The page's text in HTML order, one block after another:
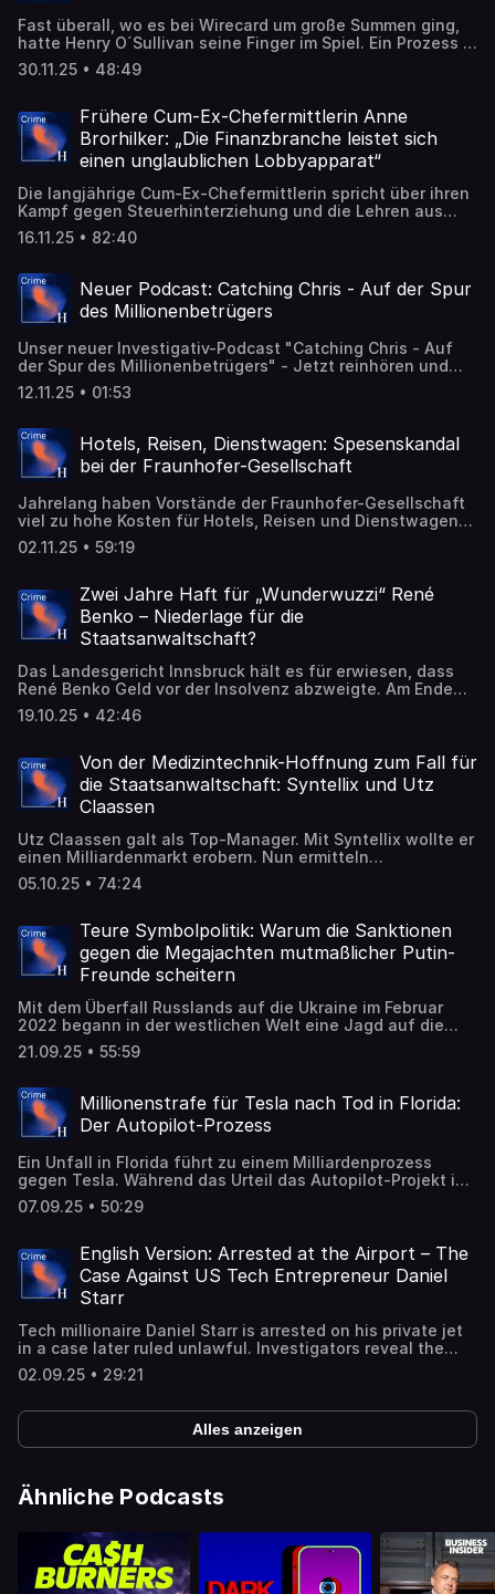
Fast überall, wo es bei Wirecard um große Summen ging,
hatte Henry O´Sullivan seine Finger im Spiel. Ein Prozess in
Singapur legt offen, wie der Brite falsche Kontosalden für
Wirecard organisierte – und wie er mit Jan Marsalek
30.11.25 • 48:49
Frühere Cum-Ex-Chefermittlerin Anne
Brorhilker: „Die Finanzbranche leistet sich
einen unglaublichen Lobbyapparat“
Die langjährige Cum-Ex-Chefermittlerin spricht über ihren
Kampf gegen Steuerhinterziehung und die Lehren aus
ihrer Zeit als Oberstaatsanwältin.
16.11.25 • 82:40
Neuer Podcast: Catching Chris - Auf der Spur
des Millionenbetrügers
Unser neuer Investigativ-Podcast "Catching Chris - Auf
der Spur des Millionenbetrügers" - Jetzt reinhören und
abonnieren!
12.11.25 • 01:53
Hotels, Reisen, Dienstwagen: Spesenskandal
bei der Fraunhofer-Gesellschaft
Jahrelang haben Vorstände der Fraunhofer-Gesellschaft
viel zu hohe Kosten für Hotels, Reisen und Dienstwagen
verursacht. Die Aufarbeitung des Skandals wirft Fragen
auf.
02.11.25 • 59:19
Zwei Jahre Haft für „Wunderwuzzi“ René
Benko – Niederlage für die
Staatsanwaltschaft?
Das Landesgericht Innsbruck hält es für erwiesen, dass
René Benko Geld vor der Insolvenz abzweigte. Am Ende
fehlte genau ein Cent und Benko hätte eine deutlich
höhere Strafe erwartet.
19.10.25 • 42:46
Von der Medizintechnik-Hoffnung zum Fall für
die Staatsanwaltschaft: Syntellix und Utz
Claassen
Utz Claassen galt als Top-Manager. Mit Syntellix wollte er
einen Milliardenmarkt erobern. Nun ermitteln
Staatsanwälte wegen Insolvenzverschleppung.
05.10.25 • 74:24
Teure Symbolpolitik: Warum die Sanktionen
gegen die Megajachten mutmaßlicher Putin-
Freunde scheitern
Mit dem Überfall Russlands auf die Ukraine im Februar
2022 begann in der westlichen Welt eine Jagd auf die
superreichen Unterstützer des Kremls: die Milliardäre und
Oligarchen Russlands.
21.09.25 • 55:59
Millionenstrafe für Tesla nach Tod in Florida:
Der Autopilot-Prozess
Ein Unfall in Florida führt zu einem Milliardenprozess
gegen Tesla. Während das Urteil das Autopilot-Projekt ins
Wanken bringt, kämpft das Werk Grünheide mit internen
Krisen.
07.09.25 • 50:29
English Version: Arrested at the Airport – The
Case Against US Tech Entrepreneur Daniel
Starr
Tech millionaire Daniel Starr is arrested on his private jet
in a case later ruled unlawful. Investigators reveal the
shocking story behind the five-year probe.
02.09.25 • 29:21
Alles anzeigen
Ähnliche Podcasts